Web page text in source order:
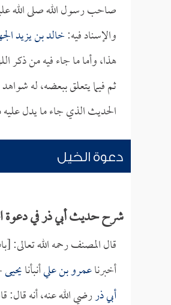
صاحب رسول الله صلى الله
والإسناد فيه:خالد بن يزيد
هذا، وأما ما جاء فيه من ذكر
ثم فيما يتعلق ببعضه، له
الحديث الذي جاء ما يدل
دعوة الخيل
شرح حديث أبي ذر في دعوة
قال المصنف رحمه الله تعالى:
أخبرناعمرو بن عليأنبأنايحيى
أبي ذررضي الله عنه، أنه